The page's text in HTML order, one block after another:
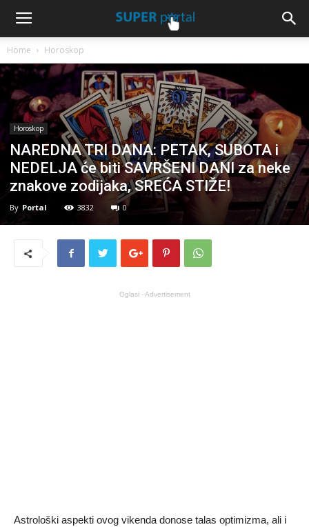
Home Horoskop
Horoskop
NAREDNA TRI DANA: PETAK, SUBOTA i
NEDELJA će biti SAVRŠENI DANI za neke
znakove zodijaka, SREĆA STIŽE!
By Portal 3832 0
Oglasi - Advertisement
Astrološki aspekti ovog vikenda donose talas optimizma, ali i